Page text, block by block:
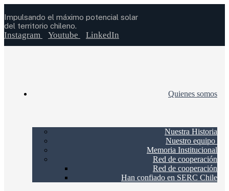
Impulsando el máximo potencial solar
del territorio chileno.
Instagram Youtube LinkedIn
Quienes somos
Nuestra Historia
Nuestro equipo
Memoria Institucional
Red de cooperación
Red de cooperación
Han confiado en SERC Chile